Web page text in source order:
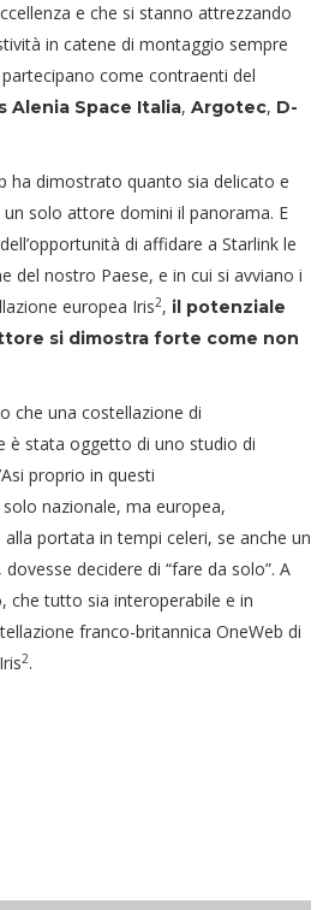
e che si stanno attrezzando
in catene di montaggio sempre
come contraenti del
Alenia Space Italia, Argotec, D-
ha dimostrato quanto sia delicato e
solo attore domini il panorama. E
di affidare a Starlink le
del nostro Paese, e in cui si avviano i
europea Iris2, il potenziale
si dimostra forte come non
che una costellazione di
è stata oggetto di uno studio di
proprio in questi
nazionale, ma europea,
portata in tempi celeri, se anche un
decidere di “fare da solo”. A
che tutto sia interoperabile e in
franco-britannica OneWeb di
2.